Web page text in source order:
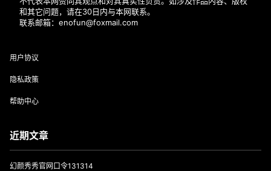
和其它问题，请在30日内与本网联系。
联系邮箱：enofun@foxmail.com
用户协议
隐私政策
帮助中心
近期文章
幻颜秀秀官网口令131314